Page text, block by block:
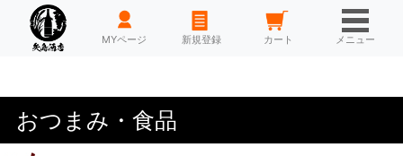
HOME MYページ 新規登録 カート メニュー
おつまみ・食品